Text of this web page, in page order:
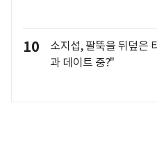
10
소지섭, 팔뚝을 뒤덮
과 데이트 중?"